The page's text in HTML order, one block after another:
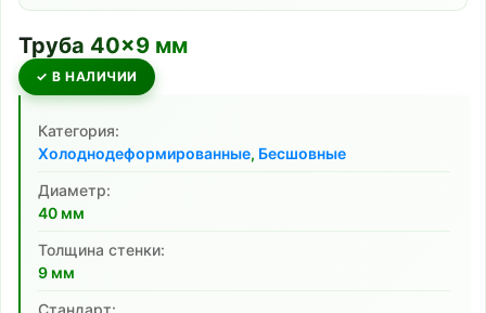
Труба 40×9 мм
✓ В НАЛИЧИИ
Категория:
Холоднодеформированные, Бесшовные
Диаметр:
40 мм
Толщина стенки:
9 мм
Cтандарт: